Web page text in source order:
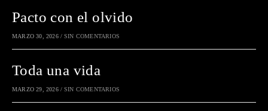
Pacto con el olvido
MARZO 30, 2026 / SIN COMENTARIOS
Toda una vida
MARZO 29, 2026 / SIN COMENTARIOS